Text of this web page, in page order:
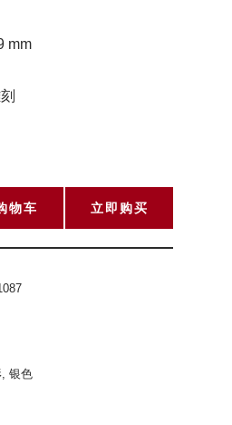
mm
物车 立即购买
, 银色